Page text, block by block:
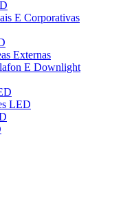
E Corporativas
Externas
E Downlight
LED